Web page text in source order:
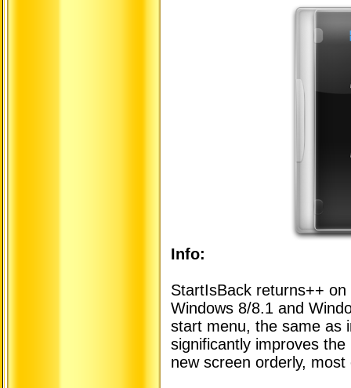
Info:
StartIsBack returns++
Windows 8/8.1 and
start menu, the same as
significantly improves
new screen orderly, most